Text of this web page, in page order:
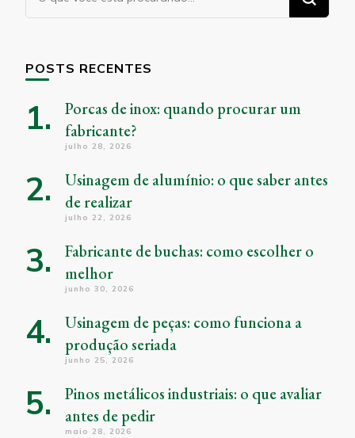
POSTS RECENTES
Porcas de inox: quando procurar um
fabricante?
julho 28, 2026
Usinagem de alumínio: o que saber antes
de realizar
julho 22, 2026
Fabricante de buchas: como escolher o
melhor
junho 30, 2026
Usinagem de peças: como funciona a
produção seriada
junho 25, 2026
Pinos metálicos industriais: o que avaliar
antes de pedir
maio 28, 2026